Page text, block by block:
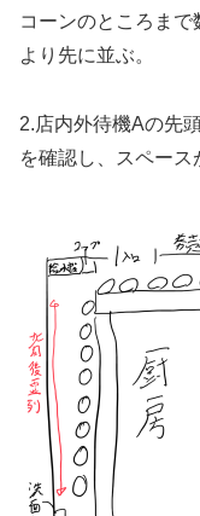
コーンのところま
より先に並ぶ。
2.店内外待機Aの先
を確認し、スペース